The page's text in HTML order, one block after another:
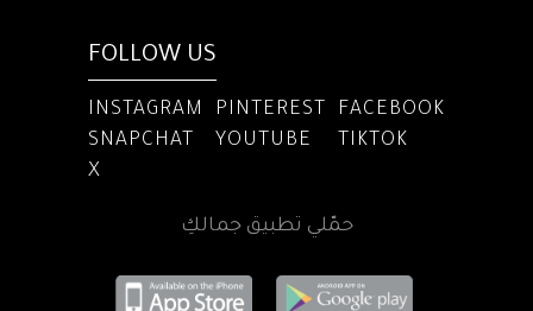
FOLLOW US
INSTAGRAM PINTEREST
FACEBOOK
SNAPCHAT
YOUTUBE
TIKTOK
X
حمّلي تطبيق جمالكِ